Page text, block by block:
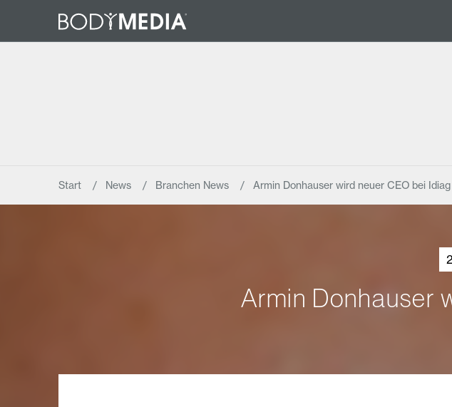
Start News Branchen News Armin Donhauser wird neuer CEO bei Idiag
Armin Donhauser